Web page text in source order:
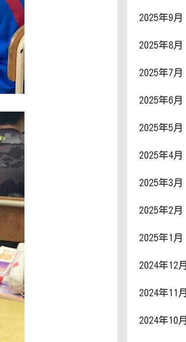
2025年9月
2025年8月
2025年7月
2025年6月
2025年5月
2025年4月
2025年3月
2025年2月
2025年1月
2024年12月
2024年11月
2024年10月